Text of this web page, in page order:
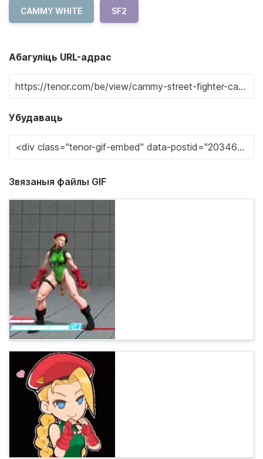
CAMMY WHITE SF2
Абагуліць URL-адрас
Убудаваць
Звязаныя файлы GIF